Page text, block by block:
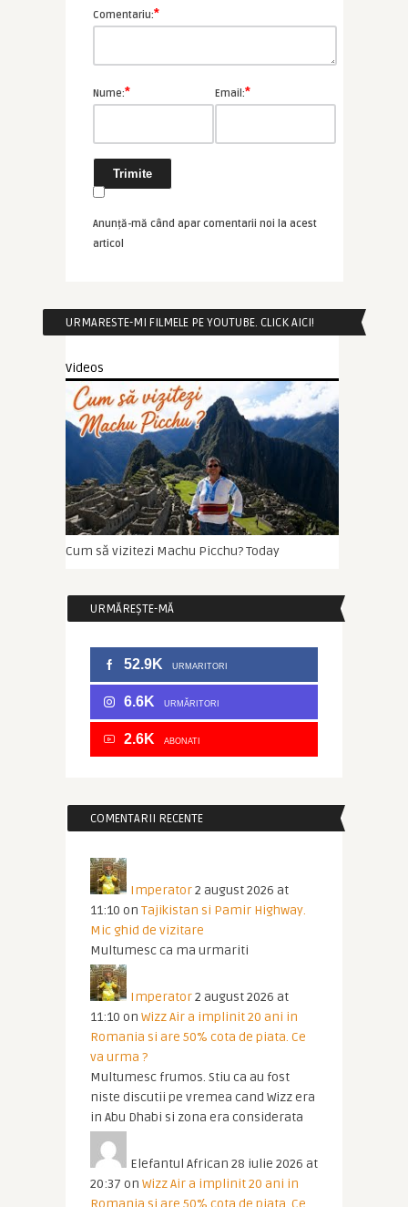
Comentariu:*
Nume:* Email:*
Anunță-mă când apar comentarii noi la acest
articol
URMARESTE-MI FILMELE PE YOUTUBE. CLICK AICI!
Videos
Cum să vizitezi Machu Picchu? Today
URMĂREȘTE-MĂ
52.9K URMARITORI
6.6K URMĂRITORI
2.6K ABONATI
COMENTARII RECENTE
Imperator2 august 2026 at
11:10 on Tajikistan si Pamir Highway.
Mic ghid de vizitare
Multumesc ca ma urmariti
Imperator2 august 2026 at
11:10 on Wizz Air a implinit 20 ani in
Romania si are 50% cota de piata. Ce
va urma ?
Multumesc frumos. Stiu ca au fost
niste discutii pe vremea cand Wizz era
in Abu Dhabi si zona era considerata
Elefantul African 28 iulie 2026 at
20:37 on Wizz Air a implinit 20 ani in
Romania si are 50% cota de piata. Ce